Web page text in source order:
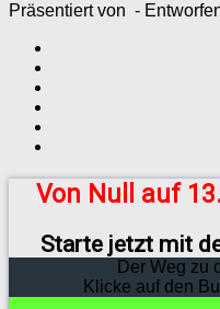
Präsentiert von -
Von Null auf
Starte jetzt mit
Der Weg zu
Klicke auf den